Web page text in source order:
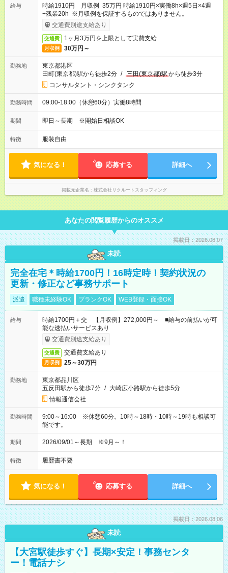
給与
時給1910円 月収例 35万円 時給1910円×実働8h×週5日×4週
+残業20h ※月収例を保証するものではありません。
交通費別途支給あり
交通費 1ヶ月3万円を上限として実費支給
月収例 30万円～
勤務地
東京都港区
田町(東京都)駅から徒歩2分 / 三田(東京都)駅から徒歩3分
コンサルタント・シンクタンク
勤務時間 09:00-18:00（休憩60分）実働8時間
期間 即日～長期 ※開始日相談OK
特徴 服装自由
気になる！ 応募する 詳細へ
掲載元企業名 株式会社リクルートスタッフィング
あなたの閲覧履歴からのオススメ
掲載日：2026.08.07
未読
完全在宅＊時給1700円！16時定時！契約状況の
更新・修正など事務サポート
派遣 職種未経験OK ブランクOK WEB登録・面接OK
給与
時給1700円＋交 【月収例】272,000円～ ■給与の前払いが可
能な速払いサービスあり
交通費別途支給あり
交通費 交通費支給あり
月収例 25～30万円
勤務地
東京都品川区
五反田駅から徒歩7分 / 大崎広小路駅から徒歩5分
情報通信会社
勤務時間
9:00～16:00 ※休憩60分。10時～18時・10時～19時も相談可
能です。
期間 2026/09/01～長期 ※9月～！
特徴 履歴書不要
気になる！ 応募する 詳細へ
掲載日：2026.08.06
未読
【大宮駅徒歩すぐ】長期×安定！事務センタ
ー！電話ナシ